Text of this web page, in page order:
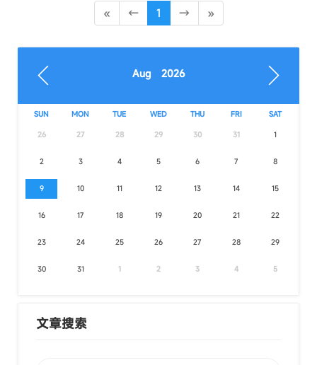
« ← 1 → »
Aug 2026
SUN MON TUE WED THU FRI SAT
26 27 28 29 30 31 1
2 3 4 5 6 7 8
9 10 11 12 13 14 15
16 17 18 19 20 21 22
23 24 25 26 27 28 29
30 31 1 2 3 4 5
文章搜索